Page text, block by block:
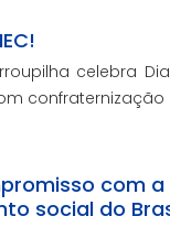
celebra
confraternização
com
social do